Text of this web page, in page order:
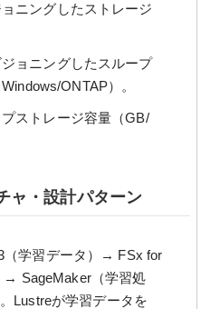
ニングしたストレージ
ョニングしたスループ
ONTAP）。
ストレージ容量（GB/
ャ・設計パターン
（学習データ）→ FSx for
→ SageMaker（学習処
Lustreが学習データを